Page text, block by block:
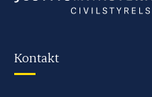
Kontakt